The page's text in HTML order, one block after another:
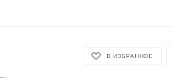
В ИЗБРАННОЕ